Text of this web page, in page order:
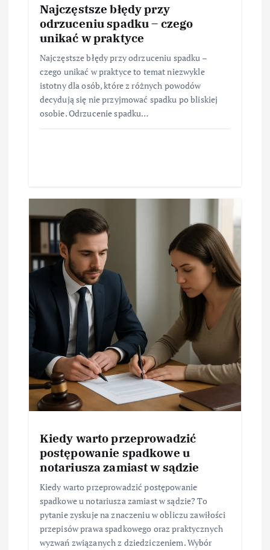
Najczęstsze błędy przy
odrzuceniu spadku – czego
unikać w praktyce
Najczęstsze błędy przy odrzuceniu spadku –
czego unikać w praktyce to temat niezwykle
istotny dla osób, które z różnych powodów
decydują się nie przyjmować spadku po bliskiej
osobie. Odrzucenie spadku…
Kiedy warto przeprowadzić
postępowanie spadkowe u
notariusza zamiast w sądzie
Kiedy warto przeprowadzić postępowanie
spadkowe u notariusza zamiast w sądzie? To
pytanie zyskuje na znaczeniu w obliczu zawiłości
przepisów prawa spadkowego oraz praktycznych
wyzwań związanych z dziedziczeniem. Wybór